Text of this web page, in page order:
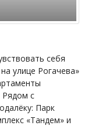
себя
улице Рогачева»
Рядом с
Парк
«Тандем» и